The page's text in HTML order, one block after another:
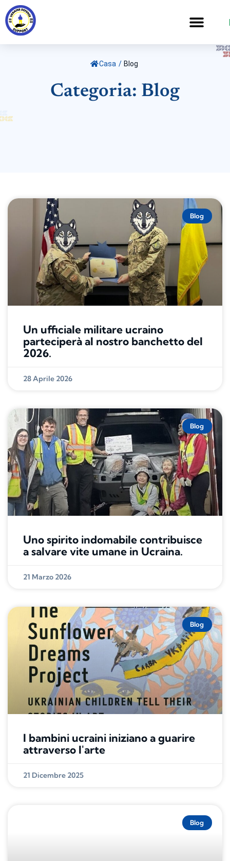
Casa / Blog
Categoria: Blog
Blog
Un ufficiale militare ucraino
parteciperà al nostro banchetto del
2026.
28 Aprile 2026
Blog
Uno spirito indomabile contribuisce
a salvare vite umane in Ucraina.
21 Marzo 2026
Blog
I bambini ucraini iniziano a guarire
attraverso l'arte
21 Dicembre 2025
Blog